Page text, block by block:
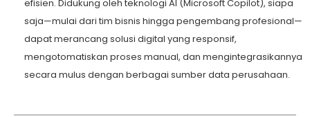
efisien. Didukung oleh teknologi AI (Microsoft Copilot), siapa
saja—mulai dari tim bisnis hingga pengembang profesional—
dapat merancang solusi digital yang responsif,
mengotomatiskan proses manual, dan mengintegrasikannya
secara mulus dengan berbagai sumber data perusahaan.